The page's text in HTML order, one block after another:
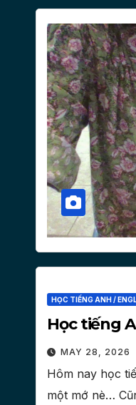
HỌC TIẾNG ANH /
Học tiếng
MAY 28, 2026
Hôm nay học
một mớ nè…